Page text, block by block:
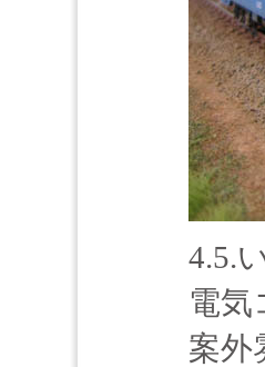
4.5.
電気
案外